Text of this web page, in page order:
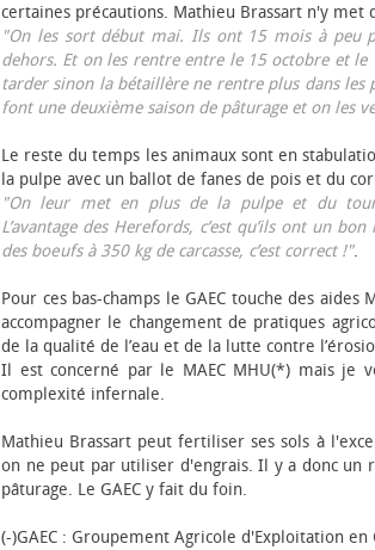
certaines précautions. Mathieu Brassart n'y
"On les sort début mai. Ils ont 15 mois à peu
dehors. Et on les rentre entre le 15 octobre et
tarder sinon la bétaillère ne rentre plus dans les
font une deuxième saison de pâturage et on les
Le reste du temps les animaux sont en
la pulpe avec un ballot de fanes de pois et du
"On leur met en plus de la pulpe et du
L’avantage des Herefords, c’est qu’ils ont un
des bœufs à 350 kg de carcasse, c’est correct !".
Pour ces bas-champs le GAEC touche des aides
accompagner le changement de pratiques
de la qualité de l’eau et de la lutte contre
Il est concerné par le MAEC MHU(*) mais je
complexité infernale.
Mathieu Brassart peut fertiliser ses sols à
on ne peut par utiliser d'engrais. Il y a donc un
pâturage. Le GAEC y fait du foin.
(-)GAEC : Groupement Agricole d'Exploitation en